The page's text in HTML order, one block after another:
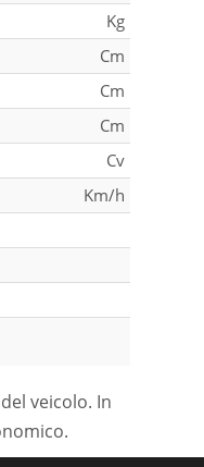
Kg
Cm
Cm
Cm
Cv
Km/h
veicolo. In